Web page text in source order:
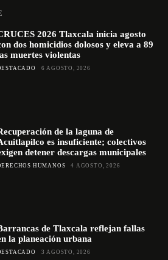
2026 Tlaxcala inicia agosto
dos homicidios dolosos y eleva a 89
muertes violentas
6 AGOSTO, 2026
de la laguna de
es insuficiente; colectivos
detener descargas municipales
HUMANOS 4 AGOSTO, 2026
de Tlaxcala reflejan fallas
la planeación urbana
3 AGOSTO, 2026